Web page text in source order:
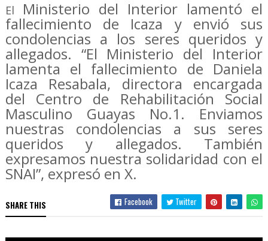
El Ministerio del Interior lamentó el
fallecimiento de Icaza y envió sus
condolencias a los seres queridos y
allegados. “El Ministerio del Interior
lamenta el fallecimiento de Daniela
Icaza Resabala, directora encargada
del Centro de Rehabilitación Social
Masculino Guayas No.1. Enviamos
nuestras condolencias a sus seres
queridos y allegados. También
expresamos nuestra solidaridad con el
SNAI”, expresó en X.
SHARE THIS Facebook Twitter